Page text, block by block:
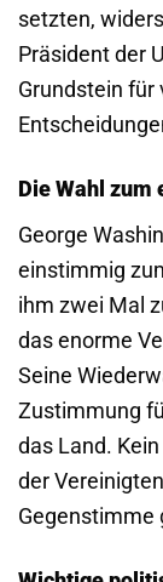
setzten,
Präsident der
Grundstein für
Die Wahl zum
George
einstimmig
ihm zwei Mal
das enorme
Seine
Zustimmung
das Land.
der
Gegenstimme